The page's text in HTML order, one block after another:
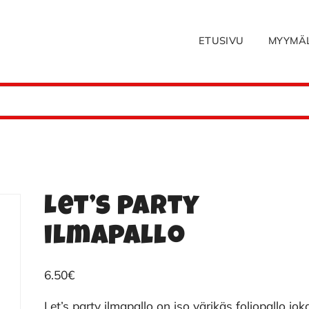
ETUSIVU
Let’s party
ilmapallo
6.50€
Let’s party ilmapallo on iso värikäs foliopallo